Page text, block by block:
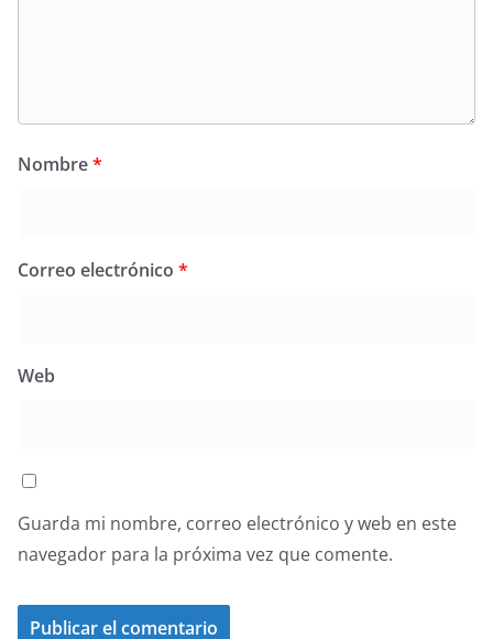
Nombre*
Correo electrónico *
Web
Guarda mi nombre, correo electrónico y web en este
navegador para la próxima vez que comente.